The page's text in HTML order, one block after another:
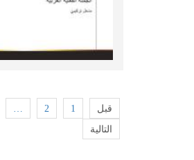
قبل 1
2
…
التالية